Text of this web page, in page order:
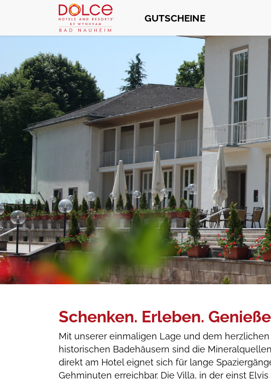
GUTSCHEINE
Schenken. Erleben.
Mit unserer einmaligen Lage und dem
historischen Badehäusern sind die
direkt am Hotel eignet sich für lange
Gehminuten erreichbar. Die Villa, in der einst